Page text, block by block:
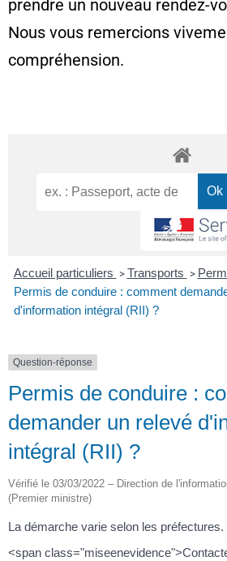
prendre un nouveau rendez-
Nous vous remercions
compréhension.
Accueil particuliers > Transports >
Permis de conduire : comment
d'information intégral (RII) ?
Question-réponse
Permis de conduire :
demander un relevé
intégral (RII) ?
Vérifié le 03/03/2022 – Direction de
(Premier ministre)
La démarche varie selon les préfectures.
<span